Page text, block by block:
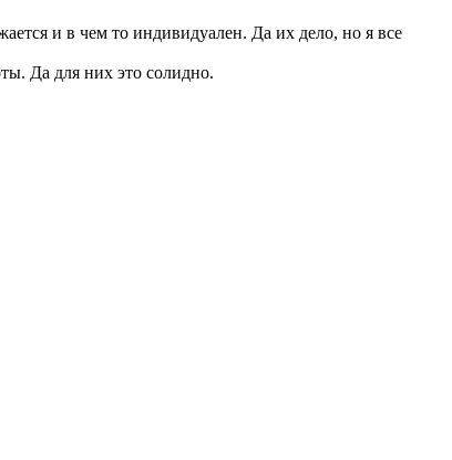
и в чем то индивидуален. Да их дело, но я все
Да для них это солидно.